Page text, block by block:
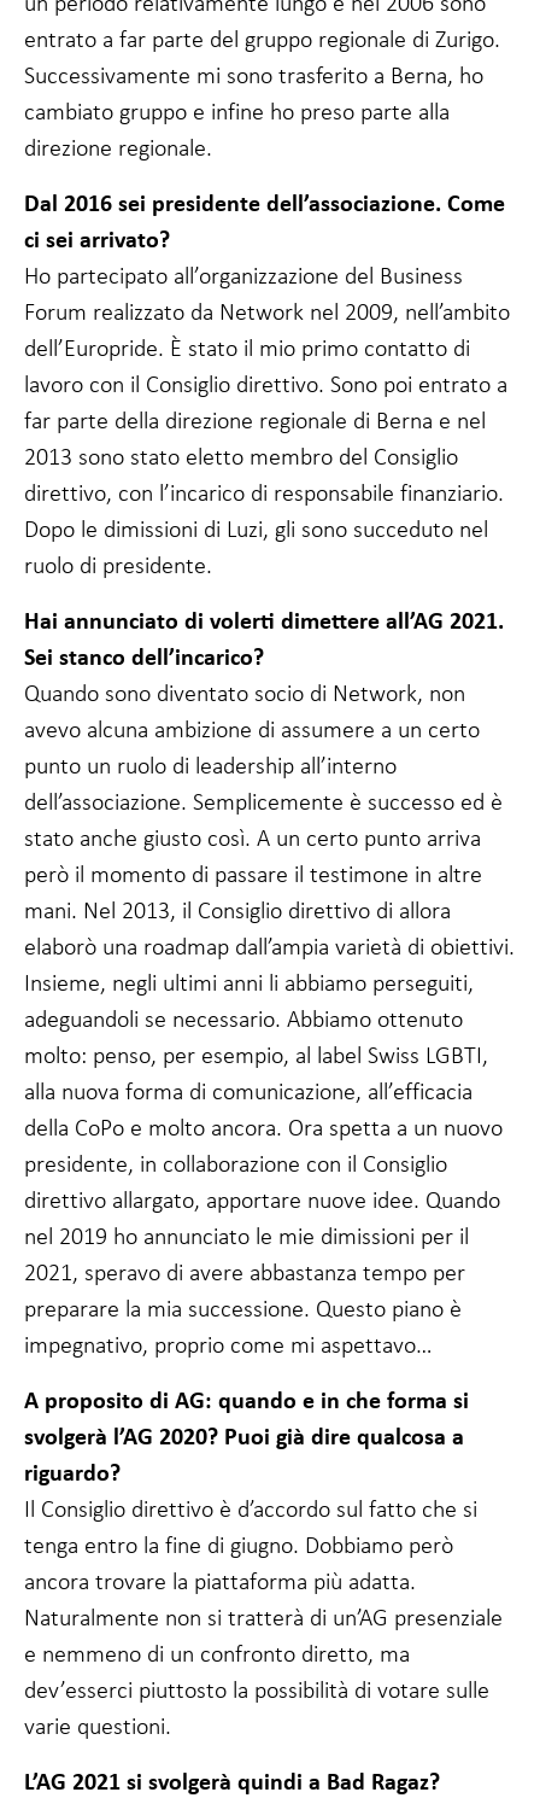
entrato a far parte del gruppo regionale di Zurigo.
Successivamente mi sono trasferito a Berna, ho
cambiato gruppo e infine ho preso parte alla
direzione regionale.
Dal 2016 sei presidente dell’associazione. Come
ci sei arrivato?
Ho partecipato all’organizzazione del Business
Forum realizzato da Network nel 2009, nell’ambito
dell’Europride. È stato il mio primo contatto di
lavoro con il Consiglio direttivo. Sono poi entrato a
far parte della direzione regionale di Berna e nel
2013 sono stato eletto membro del Consiglio
direttivo, con l’incarico di responsabile finanziario.
Dopo le dimissioni di Luzi, gli sono succeduto nel
ruolo di presidente.
Hai annunciato di volerti dimettere all’AG 2021.
Sei stanco dell’incarico?
Quando sono diventato socio di Network, non
avevo alcuna ambizione di assumere a un certo
punto un ruolo di leadership all’interno
dell’associazione. Semplicemente è successo ed è
stato anche giusto così. A un certo punto arriva
però il momento di passare il testimone in altre
mani. Nel 2013, il Consiglio direttivo di allora
elaborò una roadmap dall’ampia varietà di obiettivi.
Insieme, negli ultimi anni li abbiamo perseguiti,
adeguandoli se necessario. Abbiamo ottenuto
molto: penso, per esempio, al label Swiss LGBTI,
alla nuova forma di comunicazione, all’efficacia
della CoPo e molto ancora. Ora spetta a un nuovo
presidente, in collaborazione con il Consiglio
direttivo allargato, apportare nuove idee. Quando
nel 2019 ho annunciato le mie dimissioni per il
2021, speravo di avere abbastanza tempo per
preparare la mia successione. Questo piano è
impegnativo, proprio come mi aspettavo…
A proposito di AG: quando e in che forma si
svolgerà l’AG 2020? Puoi già dire qualcosa a
riguardo?
Il Consiglio direttivo è d’accordo sul fatto che si
tenga entro la fine di giugno. Dobbiamo però
ancora trovare la piattaforma più adatta.
Naturalmente non si tratterà di un’AG presenziale
e nemmeno di un confronto diretto, ma
dev’esserci piuttosto la possibilità di votare sulle
varie questioni.
L’AG 2021 si svolgerà quindi a Bad Ragaz?
base a
come viene
Affinché il
funzioni al
meglio durante
la vostra visita.
Se non
accettate
questi cookie,
alcune
sito web
scompariranno.
Marketing
Condividendo i
vostri interessi
comportamenti
quando visitate
il nostro sito,
aumentate le
possibilità di
vedere
contenuti e
personalizzate.